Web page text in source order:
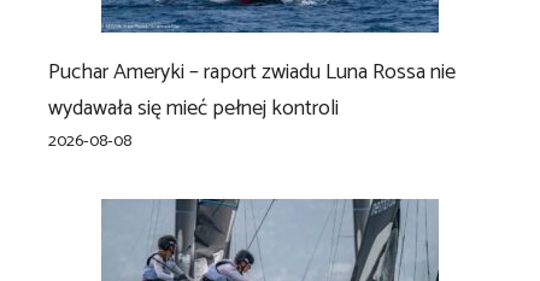
Puchar Ameryki – raport zwiadu Luna Rossa nie
wydawała się mieć pełnej kontroli
2026-08-08